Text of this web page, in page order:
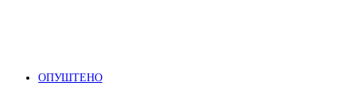
ОПУШТЕНО